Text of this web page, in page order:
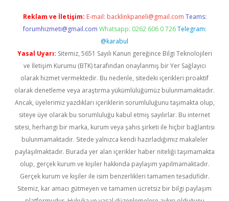
Reklam ve İletişim: E-mail: backlinkpaneli@gmail.com Teams:
forumhizmeti@gmail.com Whatsapp: 0262 606 0 726 Telegram:
@karabul
Yasal Uyarı: Sitemiz, 5651 Sayılı Kanun gereğince Bilgi Teknolojileri
ve İletişim Kurumu (BTK) tarafından onaylanmış bir Yer Sağlayıcı
olarak hizmet vermektedir. Bu nedenle, sitedeki içerikleri proaktif
olarak denetleme veya araştırma yükümlülüğümüz bulunmamaktadır.
Ancak, üyelerimiz yazdıkları içeriklerin sorumluluğunu taşımakta olup,
siteye üye olarak bu sorumluluğu kabul etmiş sayılırlar. Bu internet
sitesi, herhangi bir marka, kurum veya şahıs şirketi ile hiçbir bağlantısı
bulunmamaktadır. Sitede yalnızca kendi hazırladığımız makaleler
paylaşılmaktadır. Burada yer alan içerikler haber niteliği taşımamakta
olup, gerçek kurum ve kişiler hakkında paylaşım yapılmamaktadır.
Gerçek kurum ve kişiler ile isim benzerlikleri tamamen tesadüfidir.
Sitemiz, kar amacı gütmeyen ve tamamen ücretsiz bir bilgi paylaşım